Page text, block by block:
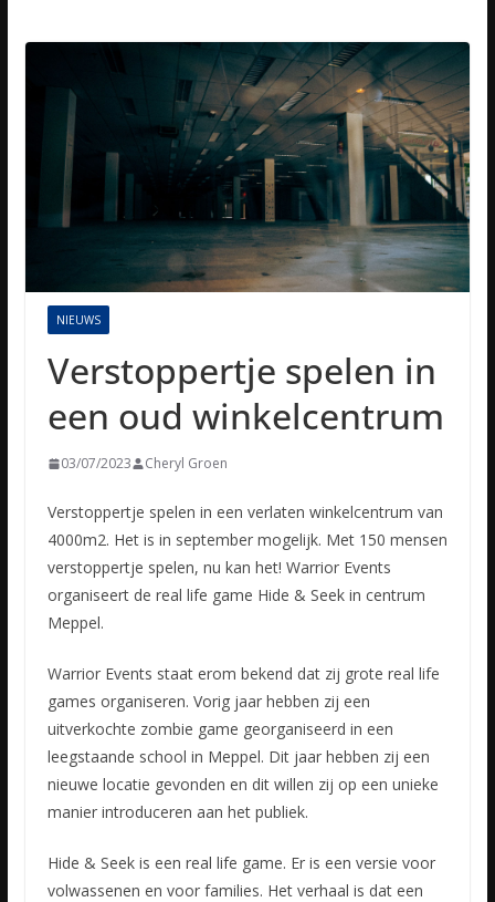
NIEUWS
Verstoppertje spelen in
een oud winkelcentrum
03/07/2023 Cheryl Groen
Verstoppertje spelen in een verlaten winkelcentrum van
4000m2. Het is in september mogelijk. Met 150 mensen
verstoppertje spelen, nu kan het! Warrior Events
organiseert de real life game Hide & Seek in centrum
Meppel.
Warrior Events staat erom bekend dat zij grote real life
games organiseren. Vorig jaar hebben zij een
uitverkochte zombie game georganiseerd in een
leegstaande school in Meppel. Dit jaar hebben zij een
nieuwe locatie gevonden en dit willen zij op een unieke
manier introduceren aan het publiek.
Hide & Seek is een real life game. Er is een versie voor
volwassenen en voor families. Het verhaal is dat een